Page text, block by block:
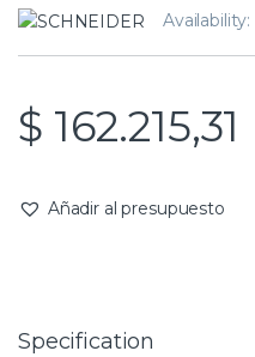
Availability:
$ 162.215,31
Añadir al presupuesto
Specification